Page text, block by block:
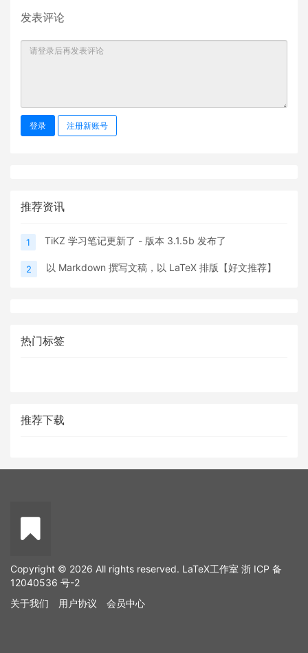
发表评论
登录 注册新账号
推荐资讯
1 TiKZ 学习笔记更新了 - 版本 3.1.5b 发布了
2 以 Markdown 撰写文稿，以 LaTeX 排版【好文推荐】
热门标签
推荐下载
Copyright © 2026 All rights reserved. LaTeX工作室 浙 ICP 备
12040536 号-2
关于我们
用户协议 会员中心